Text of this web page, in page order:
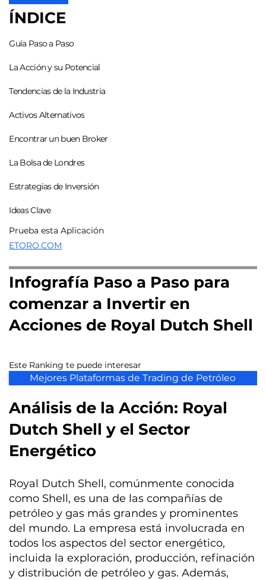
ÍNDICE
Guía Paso a Paso
La Acción y su Potencial
Tendencias de la Industria
Activos Alternativos
Encontrar un buen Broker
La Bolsa de Londres
Estrategias de Inversión
Ideas Clave
Prueba esta Aplicación
ETORO.COM
Infografía Paso a Paso para
comenzar a Invertir en
Acciones de Royal Dutch Shell
Este Ranking te puede interesar
Mejores Plataformas de Trading de Petróleo
Análisis de la Acción: Royal
Dutch Shell y el Sector
Energético
Royal Dutch Shell, comúnmente conocida
como Shell, es una de las compañías de
petróleo y gas más grandes y prominentes
del mundo. La empresa está involucrada en
todos los aspectos del sector energético,
incluida la exploración, producción, refinación
y distribución de petróleo y gas. Además,